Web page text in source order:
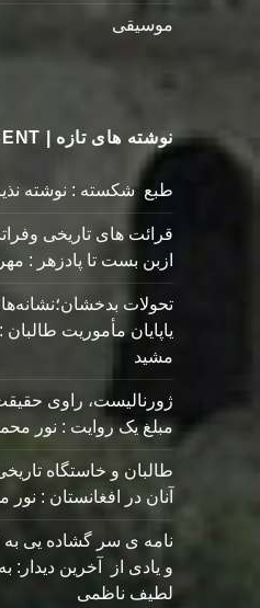
موسیقی
نوشته های تازه | RECENT
طبع شکسته : نوشته
قرائت های تاریخی
ازبن بست تا پادزهر :
تحولات
یاپایان مأموریت طالبان
مشید
ژورنالیست، راوی
مبلغ یک روایت : نور
طالبان و خاستگاه
آنان در افغانستان :
نامه ی سر گشاده يی به
و یادی از آخرین دیدار:
لطیف ناظمی